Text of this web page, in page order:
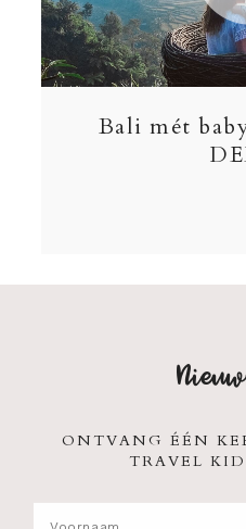
Bali mét
ONTVANG ÉÉN
TRAVEL